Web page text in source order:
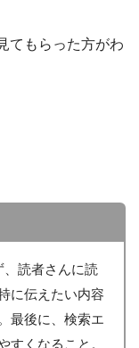
てもらった方がわ
読者さんに読
に伝えたい内容
最後に、検索エ
すくなること。